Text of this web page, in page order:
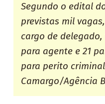
Segundo o edital
previstas mil
cargo de delegado,
para agente e 21
para perito
Camargo/Agência